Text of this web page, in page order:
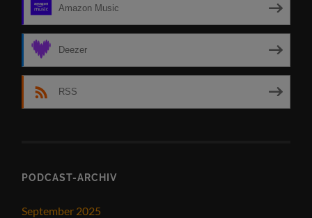
Amazon Music
Deezer
RSS
PODCAST-ARCHIV
September 2025